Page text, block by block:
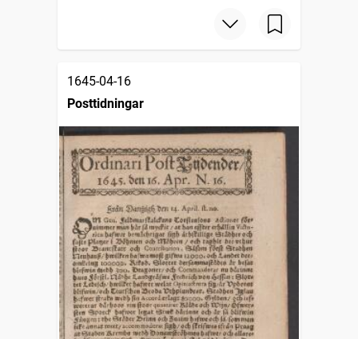
1645-04-16
Posttidningar